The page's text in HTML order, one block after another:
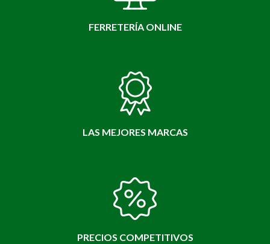
FERRETERÍA ONLINE
LAS MEJORES MARCAS
PRECIOS COMPETITIVOS